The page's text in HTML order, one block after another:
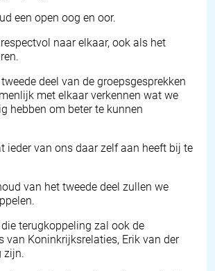
een open oog en oor.
naar elkaar, ook als het
deel van de groepsgesprekken
met elkaar verkennen wat we
hebben om beter te kunnen
ieder van ons daar zelf aan heeft bij te
van het tweede deel zullen we
terugkoppeling zal ook de
van Koninkrijksrelaties, Erik van der
zijn.